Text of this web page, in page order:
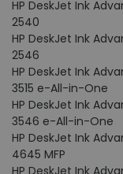
HP DeskJet Ink
2540
HP DeskJet Ink
2546
HP DeskJet Ink
3515 e-All-in-One
HP DeskJet Ink
3546 e-All-in-One
HP DeskJet Ink
4645 MFP
HP DeskJet Ink